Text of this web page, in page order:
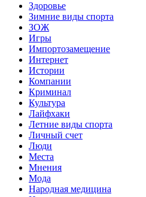
Здоровье
Зимние виды спорта
ЗОЖ
Игры
Импортозамещение
Интернет
Истории
Компании
Криминал
Культура
Лайфхаки
Летние виды спорта
Личный счет
Люди
Места
Мнения
Мода
Народная медицина